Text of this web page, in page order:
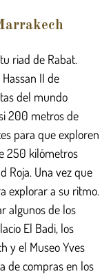
riad de Rabat.
II de
del mundo
200 metros de
para que exploren
250 kilómetros
Roja. Una vez que
explorar a su ritmo.
algunos de los
El Badi, los
y el Museo Yves
de compras en los